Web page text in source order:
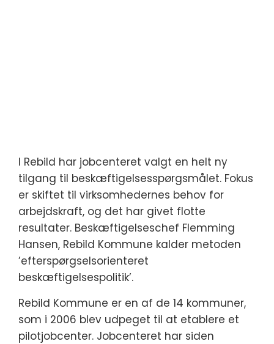
I Rebild har jobcenteret valgt en helt ny
tilgang til beskæftigelsesspørgsmålet. Fokus
er skiftet til virksomhedernes behov for
arbejdskraft, og det har givet flotte
resultater. Beskæftigelseschef Flemming
Hansen, Rebild Kommune kalder metoden
’efterspørgselsorienteret
beskæftigelsespolitik’.
Rebild Kommune er en af de 14 kommuner,
som i 2006 blev udpeget til at etablere et
pilotjobcenter. Jobcenteret har siden